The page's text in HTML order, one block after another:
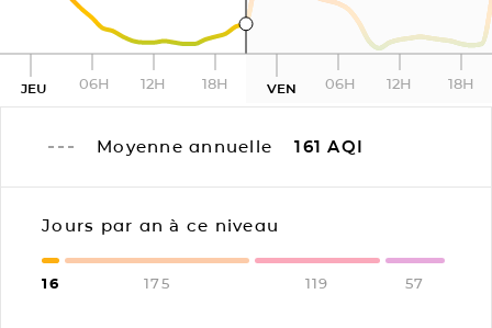
JEU 06H 12H 18H VEN 06H 12H 18H
Moyenne annuelle 161 AQI
Jours par an à ce niveau
16 175 119 57